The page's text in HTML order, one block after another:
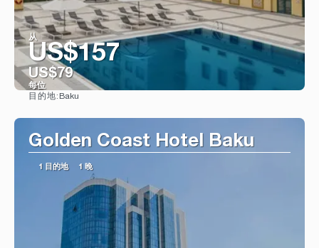
从
US$157
US$79
每位
目的地: Baku
Golden Coast Hotel Baku
1 目的地 1 晚